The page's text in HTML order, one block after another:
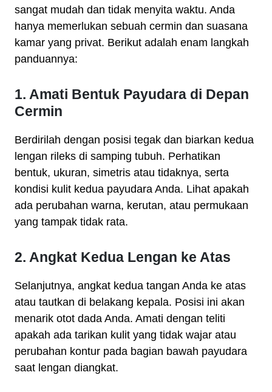
sangat mudah dan tidak menyita waktu. Anda
hanya memerlukan sebuah cermin dan suasana
kamar yang privat. Berikut adalah enam langkah
panduannya:
1. Amati Bentuk Payudara di Depan
Cermin
Berdirilah dengan posisi tegak dan biarkan kedua
lengan rileks di samping tubuh. Perhatikan
bentuk, ukuran, simetris atau tidaknya, serta
kondisi kulit kedua payudara Anda. Lihat apakah
ada perubahan warna, kerutan, atau permukaan
yang tampak tidak rata.
2. Angkat Kedua Lengan ke Atas
Selanjutnya, angkat kedua tangan Anda ke atas
atau tautkan di belakang kepala. Posisi ini akan
menarik otot dada Anda. Amati dengan teliti
apakah ada tarikan kulit yang tidak wajar atau
perubahan kontur pada bagian bawah payudara
saat lengan diangkat.